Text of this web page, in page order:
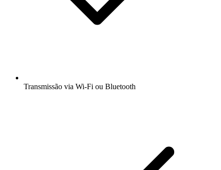
Transmissão via Wi-Fi ou Bluetooth